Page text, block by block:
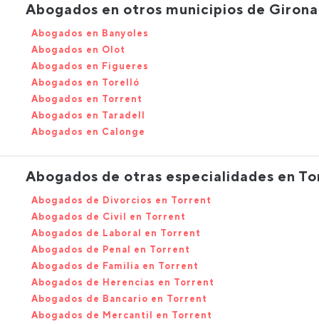
Abogados en otros municipios de Girona
Abogados en Banyoles
Abogados en Olot
Abogados en Figueres
Abogados en Torelló
Abogados en Torrent
Abogados en Taradell
Abogados en Calonge
Abogados de otras especialidades en
Abogados de Divorcios en Torrent
Abogados de Civil en Torrent
Abogados de Laboral en Torrent
Abogados de Penal en Torrent
Abogados de Familia en Torrent
Abogados de Herencias en Torrent
Abogados de Bancario en Torrent
Abogados de Mercantil en Torrent